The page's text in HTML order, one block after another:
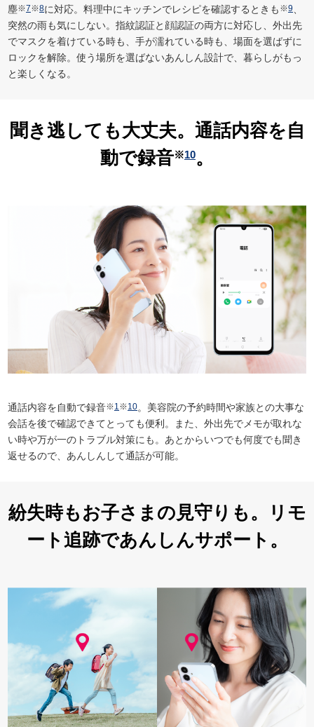
塵※7※8に対応。料理中にキッチンでレシピを確認するときも ※9、
突然の雨も気にしない。指紋認証と顔認証の両方に対応し、外出先
でマスクを着けている時も、手が濡れている時も、場面を選ばずに
ロックを解除。使う場所を選ばないあんしん設計で、暮らしがもっ
と楽しくなる。
聞き逃しても大丈夫。通話内容を自
動で録音※10。
通話内容を自動で録音※1※10。美容院の予約時間や家族との大事な
会話を後で確認できてとっても便利。また、外出先でメモが取れな
い時や万が一のトラブル対策にも。あとからいつでも何度でも聞き
返せるので、あんしんして通話が可能。
紛失時もお子さまの見守りも。リモ
ート追跡であんしんサポート。